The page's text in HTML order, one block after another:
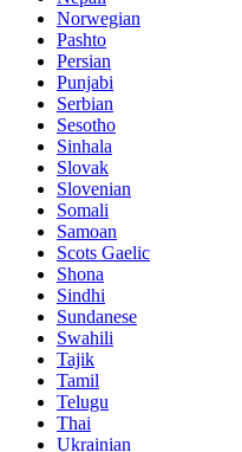
Norwegian
Pashto
Persian
Punjabi
Serbian
Sesotho
Sinhala
Slovak
Slovenian
Somali
Samoan
Scots Gaelic
Shona
Sindhi
Sundanese
Swahili
Tajik
Tamil
Telugu
Thai
Ukrainian